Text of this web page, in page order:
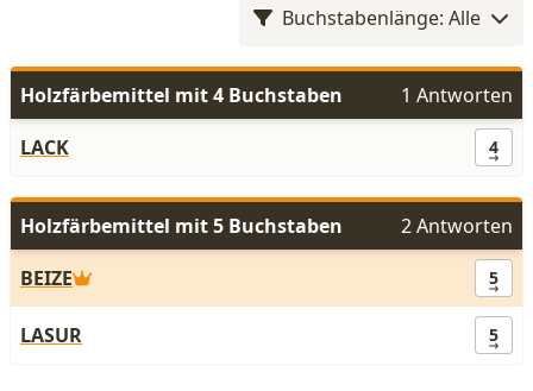
Buchstabenlänge: Alle
Holzfärbemittel mit 4 Buchstaben
1 Antworten
LACK
4
Holzfärbemittel mit 5 Buchstaben
2 Antworten
BEIZE
5
LASUR 5